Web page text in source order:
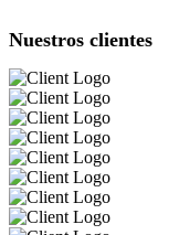
Nuestros clientes